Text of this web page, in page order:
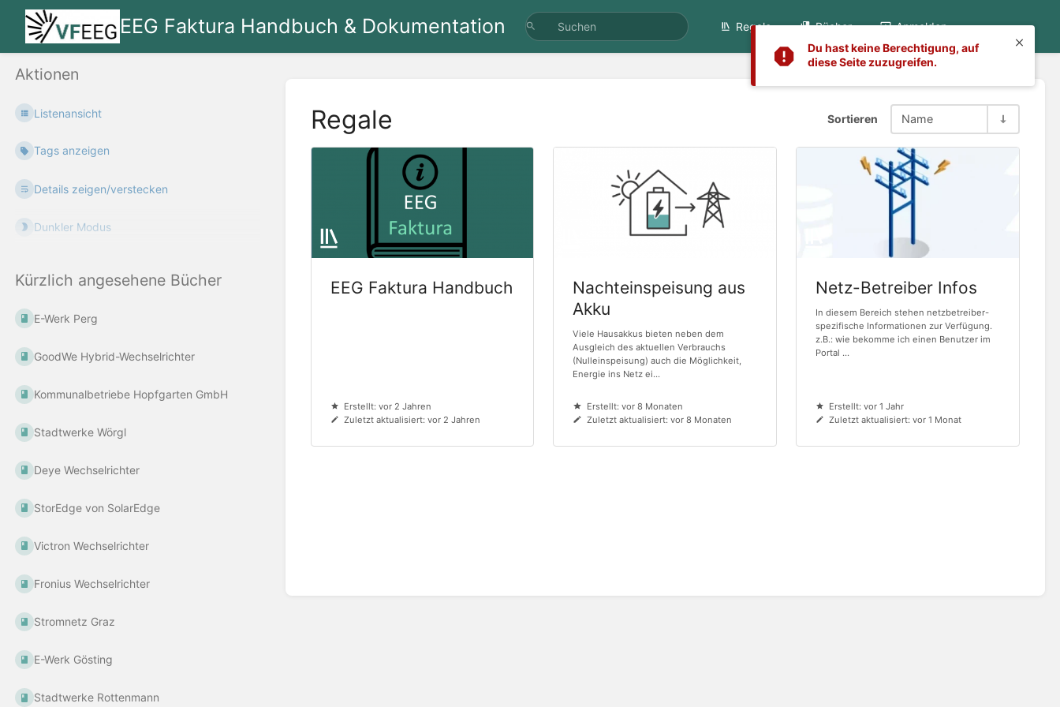
Du hast keine Berechtigung, auf
diese Seite zuzugreifen.
EEG Faktura Handbuch & Dokumentation Regale Bücher Anmelden
Aktionen
Listenansicht
Tags anzeigen
Details zeigen/verstecken
Dunkler Modus
Kürzlich angesehene Bücher
E-Werk Perg
GoodWe Hybrid-Wechselrichter
Kommunalbetriebe Hopfgarten GmbH
Stadtwerke Wörgl
Deye Wechselrichter
StorEdge von SolarEdge
Victron Wechselrichter
Fronius Wechselrichter
Stromnetz Graz
E-Werk Gösting
Stadtwerke Rottenmann
Regale Sortieren Name
EEG Faktura Handbuch
Erstellt: vor 2 Jahren
Zuletzt aktualisiert: vor 2 Jahren
Nachteinspeisung aus
Akku
Viele Hausakkus bieten neben dem
Ausgleich des aktuellen Verbrauchs
(Nulleinspeisung) auch die Möglichkeit,
Energie ins Netz ei...
Erstellt: vor 8 Monaten
Zuletzt aktualisiert: vor 8 Monaten
Netz-Betreiber Infos
In diesem Bereich stehen netzbetreiber-
spezifische Informationen zur Verfügung.
z.B.: wie bekomme ich einen Benutzer im
Portal ...
Erstellt: vor 1 Jahr
Zuletzt aktualisiert: vor 1 Monat